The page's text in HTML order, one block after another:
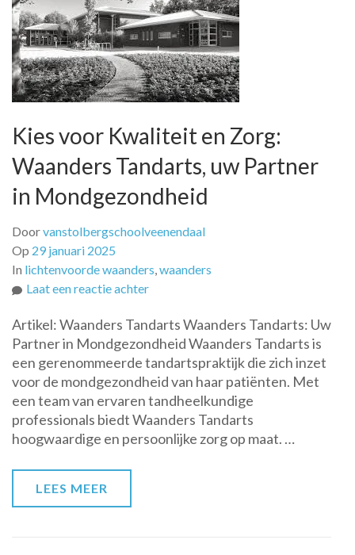
Kies voor Kwaliteit en Zorg:
Waanders Tandarts, uw Partner
in Mondgezondheid
Doorvanstolbergschoolveenendaal
Op 29 januari 2025
In lichtenvoorde waanders,waanders
Laat een reactie achterop
voor
Kwaliteit
en
Zorg:
Waanders
Tandarts,
uw
Artikel: Waanders Tandarts Waanders Tandarts: Uw
Partner in Mondgezondheid Waanders Tandarts is
een gerenommeerde tandartspraktijk die zich inzet
voor de mondgezondheid van haar patiënten. Met
een team van ervaren tandheelkundige
professionals biedt Waanders Tandarts
hoogwaardige en persoonlijke zorg op maat. …
LEES MEER